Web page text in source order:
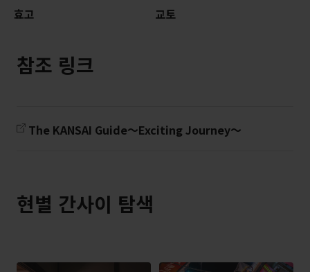
효고 교토
참조 링크
The KANSAI Guide～Exciting Journey～
현별 간사이 탐색